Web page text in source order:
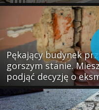
Pękający budynek
gorszym stanie.
podjąć decyzję o